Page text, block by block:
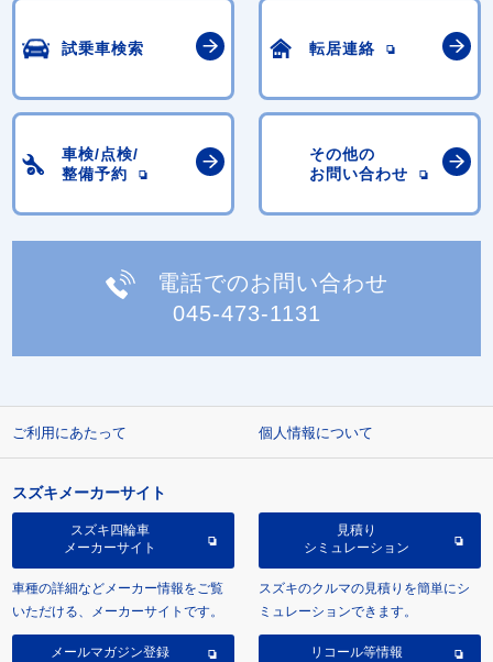
試乗車検索 転居連絡
車検/点検/
整備予約
その他の
お問い合わせ
電話でのお問い合わせ
045-473-1131
ご利用にあたって 個人情報について
スズキメーカーサイト
スズキ四輪車
メーカーサイト
車種の詳細などメーカー情報をご覧
いただける、メーカーサイトです。
見積り
シミュレーション
スズキのクルマの見積りを簡単にシ
ミュレーションできます。
メールマガジン登録 リコール等情報